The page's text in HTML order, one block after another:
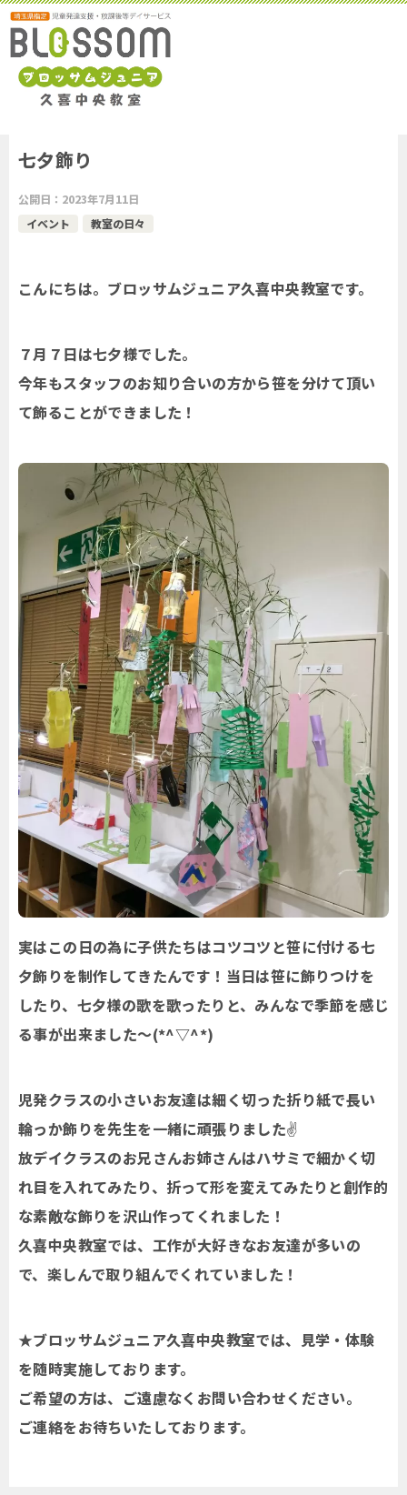
七夕飾り
公開日： 2023年7月11日
イベント
教室の日々
こんにちは。ブロッサムジュニア久喜中央教室です。
７月７日は七夕様でした。
今年もスタッフのお知り合いの方から笹を分けて頂い
て飾ることができました！
実はこの日の為に子供たちはコツコツと笹に付ける七
夕飾りを制作してきたんです！当日は笹に飾りつけを
したり、七夕様の歌を歌ったりと、みんなで季節を感じ
る事が出来ました～(*^▽^*)
児発クラスの小さいお友達は細く切った折り紙で長い
輪っか飾りを先生を一緒に頑張りました✌
放デイクラスのお兄さんお姉さんはハサミで細かく切
れ目を入れてみたり、折って形を変えてみたりと創作的
な素敵な飾りを沢山作ってくれました！
久喜中央教室では、工作が大好きなお友達が多いの
で、楽しんで取り組んでくれていました！
★ブロッサムジュニア久喜中央教室では、見学・体験
を随時実施しております。
ご希望の方は、ご遠慮なくお問い合わせください。
ご連絡をお待ちいたしております。